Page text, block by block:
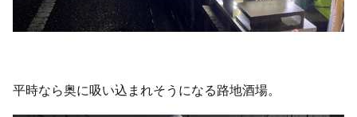
平時なら奥に吸い込まれそうになる路地酒場。